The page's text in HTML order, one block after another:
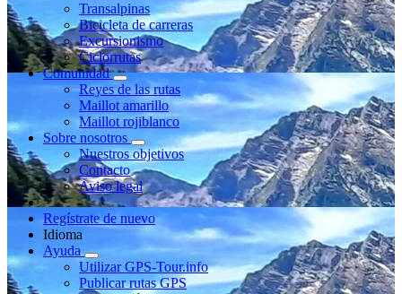
Transalpinas
Bicicleta de carreras
Excursionismo
Ciclorrutas
Comunidad
Reyes de las rutas
Maillot amarillo
Maillot rojiblanco
Sobre nosotros
Nuestros objetivos
Contacto
Aviso legal
Regístrate de nuevo
Idioma
Ayuda
Utilizar GPS-Tour.info
Publicar rutas GPS